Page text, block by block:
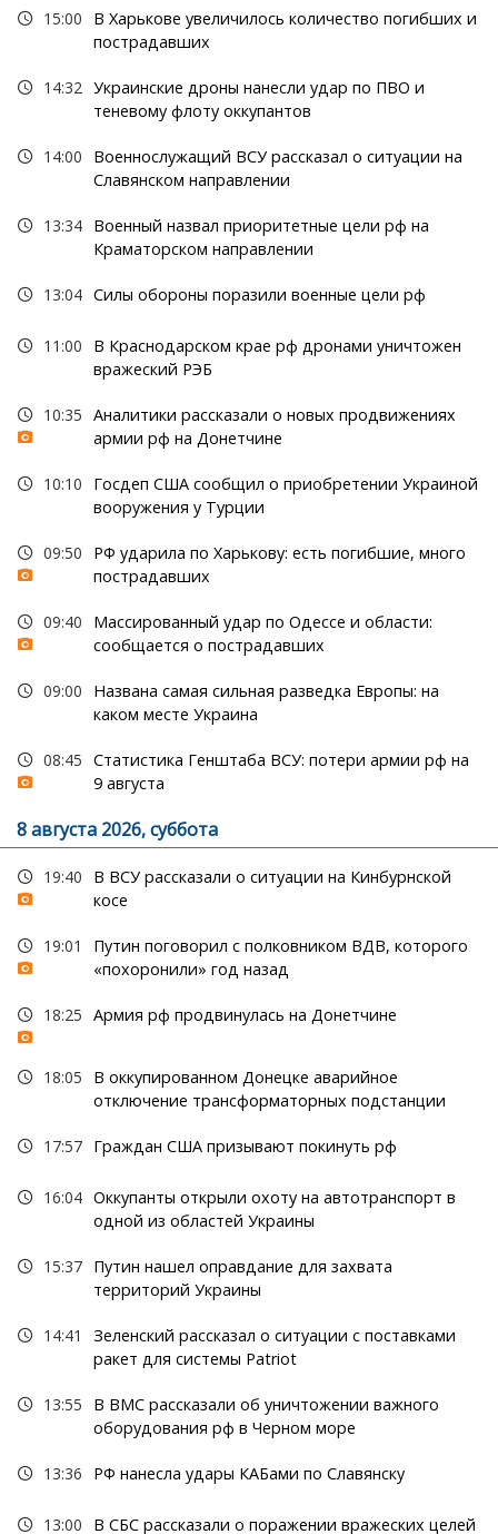
15:00
В Харькове увеличилось количество погибших и
пострадавших
14:32 Украинские дроны нанесли удар по ПВО и
теневому флоту оккупантов
14:00
Военнослужащий ВСУ рассказал о ситуации на
Славянском направлении
13:34 Военный назвал приоритетные цели рф на
Краматорском направлении
13:04 Силы обороны поразили военные цели рф
11:00
В Краснодарском крае рф дронами уничтожен
вражеский РЭБ
10:35 Аналитики рассказали о новых продвижениях
армии рф на Донетчине
10:10
Госдеп США сообщил о приобретении Украиной
вооружения у Турции
09:50
РФ ударила по Харькову: есть погибшие, много
пострадавших
09:40
Массированный удар по Одессе и области:
сообщается о пострадавших
09:00
Названа самая сильная разведка Европы: на
каком месте Украина
08:45 Статистика Генштаба ВСУ: потери армии рф на
9 августа
8 августа 2026, суббота
19:40
В ВСУ рассказали о ситуации на Кинбурнской
косе
19:01
Путин поговорил с полковником ВДВ, которого
«похоронили» год назад
18:25 Армия рф продвинулась на Донетчине
18:05
В оккупированном Донецке аварийное
отключение трансформаторных подстанции
17:57 Граждан США призывают покинуть рф
16:04 Оккупанты открыли охоту на автотранспорт в
одной из областей Украины
15:37 Путин нашел оправдание для захвата
территорий Украины
14:41
Зеленский рассказал о ситуации с поставками
ракет для системы Patriot
13:55
В ВМС рассказали об уничтожении важного
оборудования рф в Черном море
13:36 РФ нанесла удары КАБами по Славянску
13:00 В СБС рассказали о поражении вражеских целей